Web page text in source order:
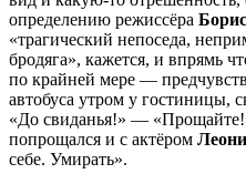
определению режиссёра
«трагический непоседа,
бродяга», кажется, и впрямь
по крайней мере —
автобуса утром у гостиницы,
«До свиданья!» —
попрощался и с актёром
себе. Умирать».